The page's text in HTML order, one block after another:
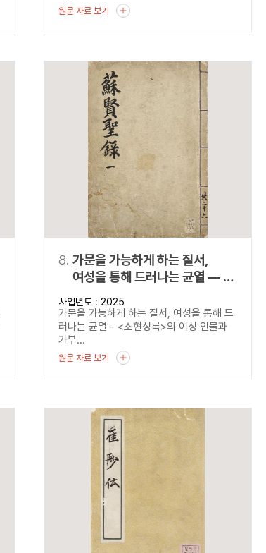
원문 자료 보기
8. 가문을 가능하게 하는 질서,
여성을 통해 드러나는 균열 ― <
소현성록>의 여성 인물과
가부장제의 작동 방식
사업년도 : 2025
가문을 가능하게 하는 질서, 여성을 통해 드
러나는 균열 - <소현성록>의 여성 인물과
가부...
원문 자료 보기